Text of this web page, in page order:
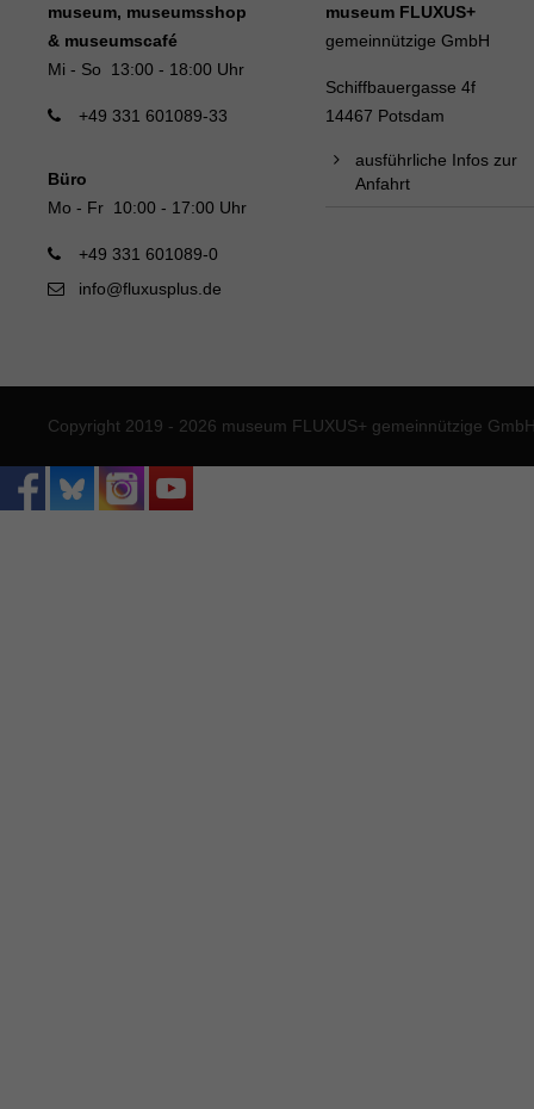
museum, museumsshop
& museumscafé
Mi - So 13:00 - 18:00 Uhr
+49 331 601089-33
Büro
Mo - Fr 10:00 - 17:00 Uhr
+49 331 601089-0
info@fluxusplus.de
museum FLUXUS+
gemeinnützige GmbH
Schiffbauergasse 4f
14467 Potsdam
ausführliche Infos zur
Anfahrt
Copyright 2019 - 2026 museum FLUXUS+ gemeinnützige